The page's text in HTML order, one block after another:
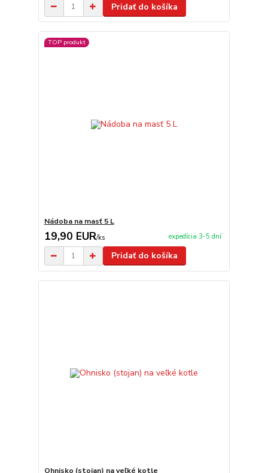
Pridať do košíka
TOP produkt
Nádoba na masť 5 L
19,90 EUR/ks expedícia 3-5 dní
Pridať do košíka
Ohnisko (stojan) na veľké kotle